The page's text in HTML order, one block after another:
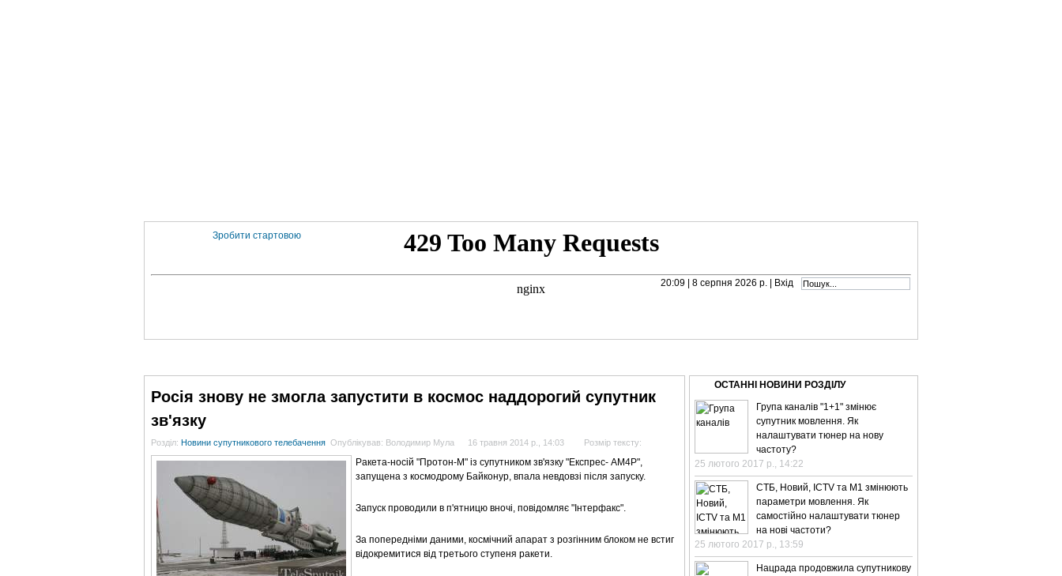
Зробити стартовою
20:09 | 8 серпня 2026 р. | Вхід
Росія знову не змогла запустити в космос наддорогий супутник
зв'язку
Розмір тексту:
Розділ: Новини супутникового телебачення Опублікував: Володимир Мула 16 травня 2014 р., 14:03
Ракета-носій "Протон-М" із супутником зв'язку "Експрес- АМ4Р",
запущена з космодрому Байконур, впала невдовзі після запуску.
Запуск проводили в п'ятницю вночі, повідомляє "Інтерфакс".
За попередніми даними, космічний апарат з розгінним блоком не встиг
відокремитися від третього ступеня ракети.
ОСТАННІ НОВИНИ РОЗДІЛУ
Група каналів "1+1" змінює
супутник мовлення. Як
налаштувати тюнер на нову
частоту?
25 лютого 2017 р., 14:22
СТБ, Новий, ICTV та М1 змінюють
параметри мовлення. Як
самостійно налаштувати тюнер
на нові частоти?
25 лютого 2017 р., 13:59
Нацрада продовжила супутникову